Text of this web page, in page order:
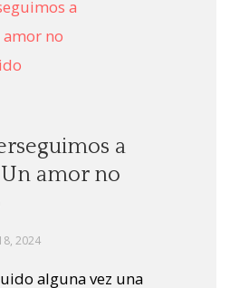
a
amor no
2024
alguna vez una